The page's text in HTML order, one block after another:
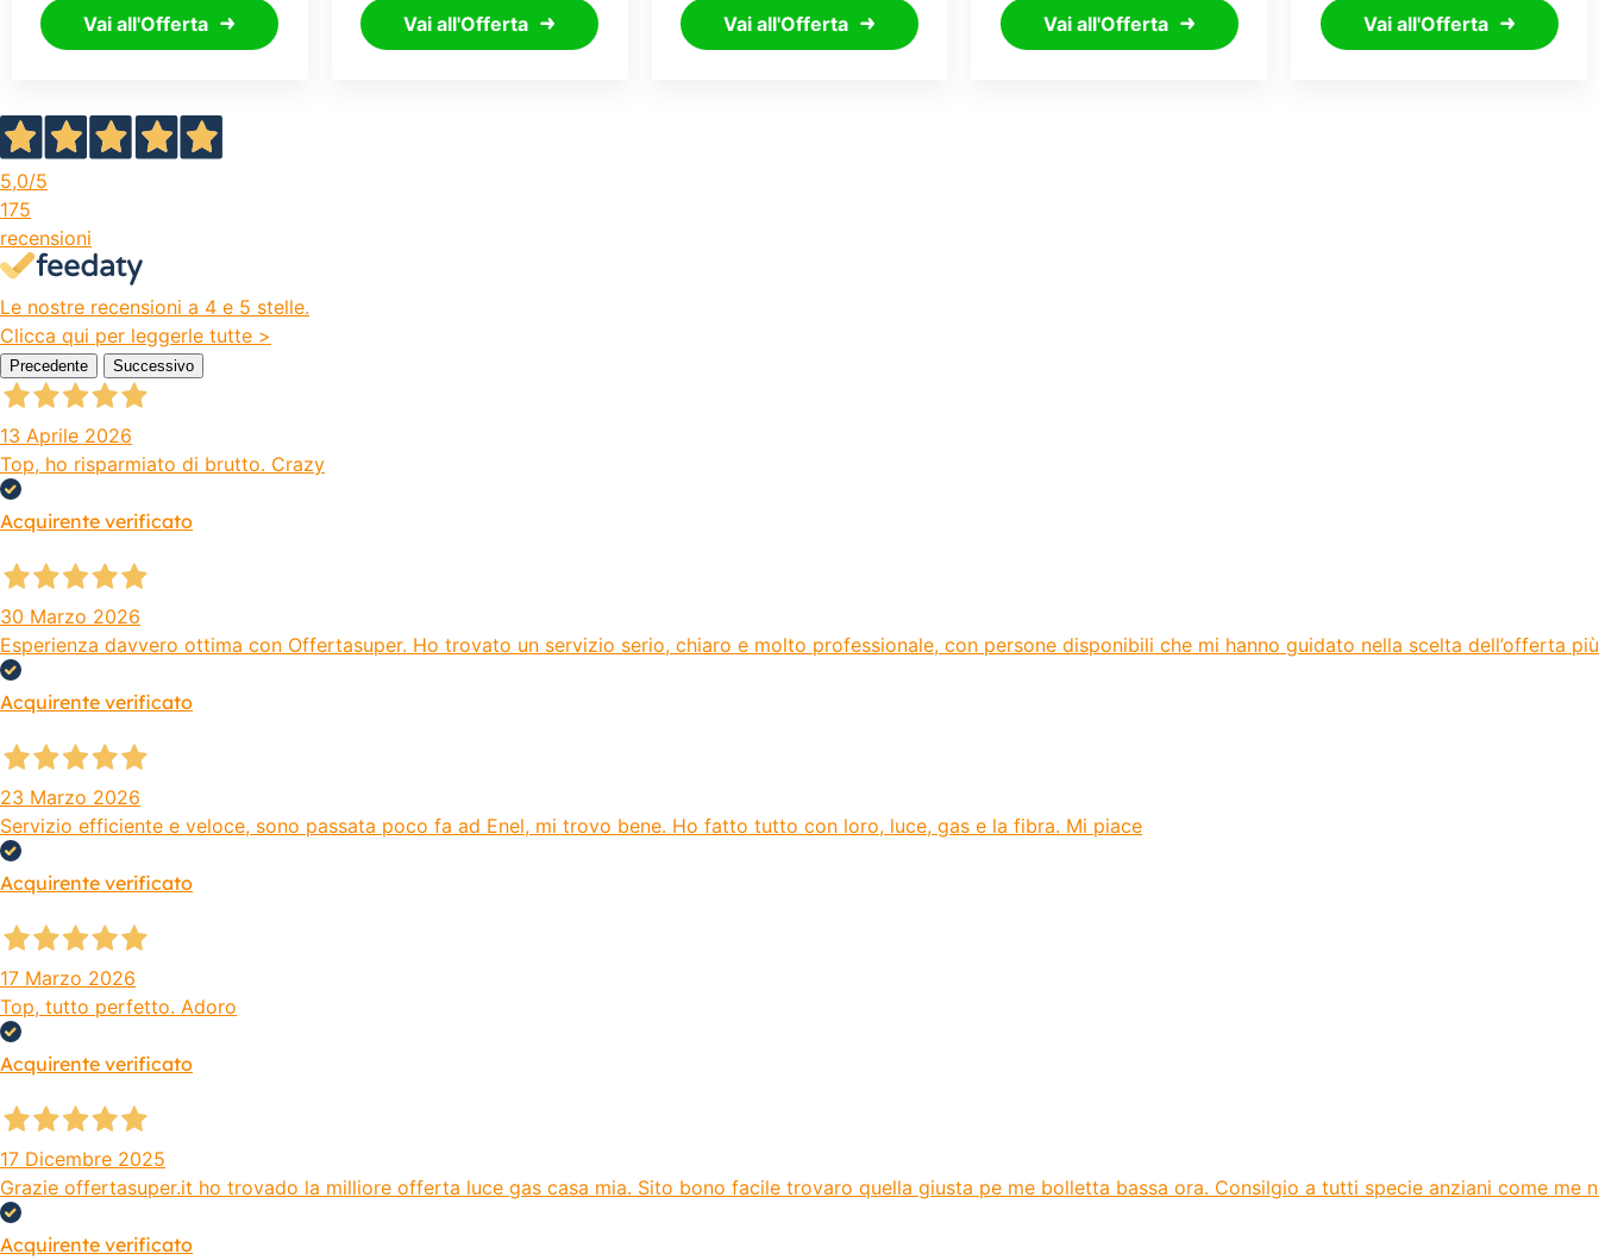
Vai all'Offerta Vai all'Offerta Vai all'Offerta Vai all'Offerta Vai all'Offerta
5,0/5
175
recensioni
Le nostre recensioni a 4 e 5 stelle.
Clicca qui per leggerle tutte >
Precedente Successivo
13 Aprile 2026
Top, ho risparmiato di brutto. Crazy
Acquirente verificato
30 Marzo 2026
Esperienza davvero ottima con Offertasuper. Ho trovato un servizio serio, chiaro e molto professionale, con persone disponibili che mi hanno guidato nella scelta
Acquirente verificato
23 Marzo 2026
Servizio efficiente e veloce, sono passata poco fa ad Enel, mi trovo bene. Ho fatto tutto con loro, luce, gas e la fibra. Mi piace
Acquirente verificato
17 Marzo 2026
Top, tutto perfetto. Adoro
Acquirente verificato
17 Dicembre 2025
Grazie offertasuper.it ho trovado la milliore offerta luce gas casa mia. Sito bono facile trovaro quella giusta pe me bolletta bassa ora. Consilgio a tutti specie anziani come me
Acquirente verificato